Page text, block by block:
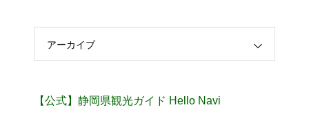
アーカイブ
【公式】静岡県観光ガイド Hello Navi